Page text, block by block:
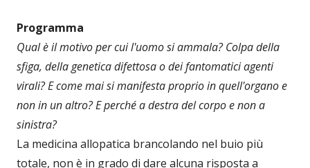
Programma
Qual è il motivo per cui l'uomo si ammala? Colpa della
sfiga, della genetica difettosa o dei fantomatici agenti
virali? E come mai si manifesta proprio in quell'organo e
non in un altro? E perché a destra del corpo e non a
sinistra?
La medicina allopatica brancolando nel buio più
totale, non è in grado di dare alcuna risposta a